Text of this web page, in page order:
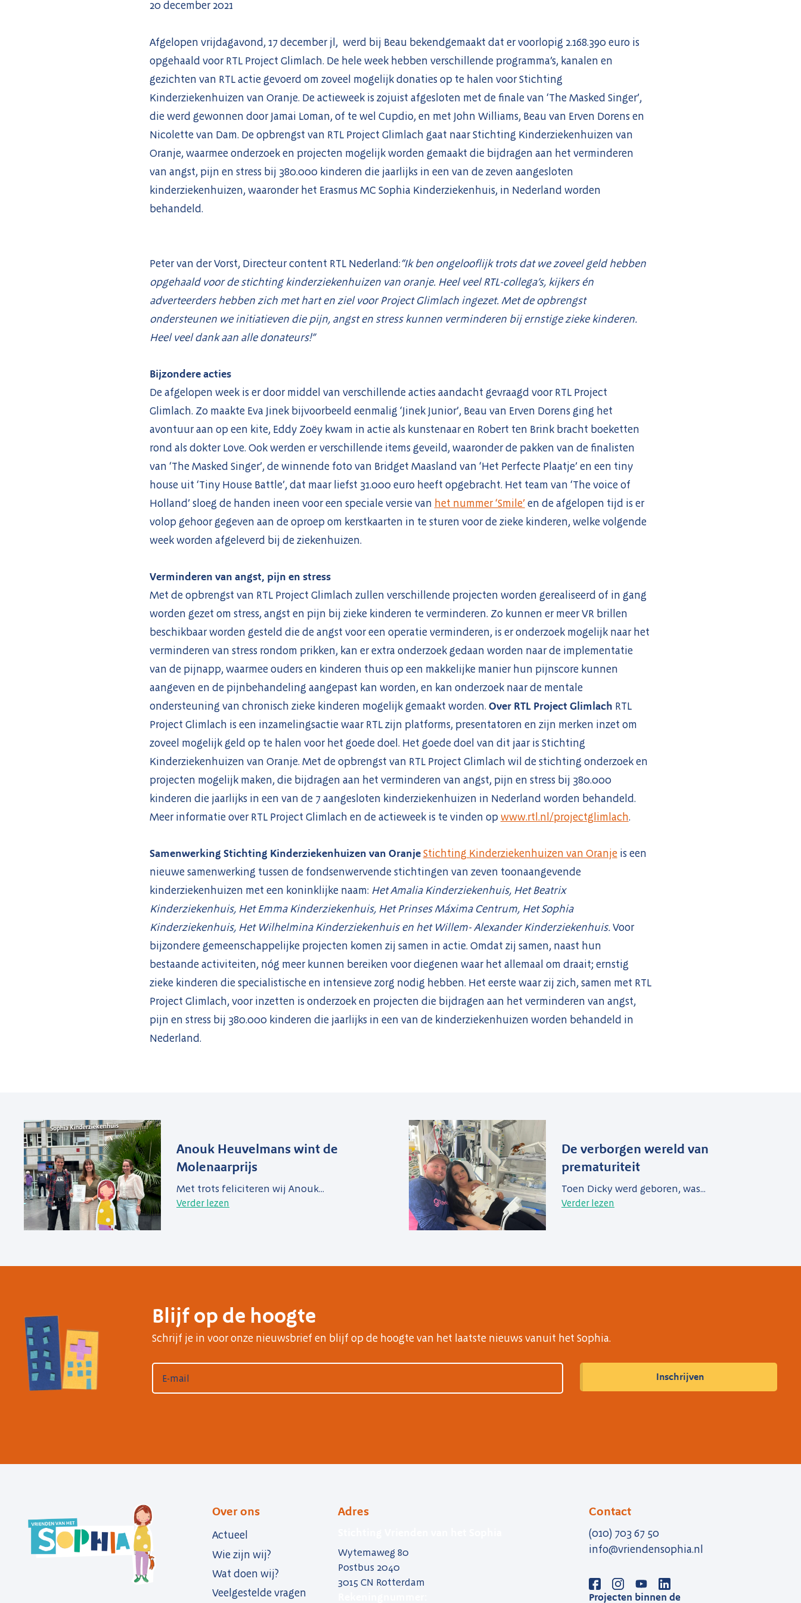
20 december 2021
Afgelopen vrijdagavond, 17 december jl, werd bij Beau bekendgemaakt dat er voorlopig 2.168.390 euro is
opgehaald voor RTL Project Glimlach. De hele week hebben verschillende programma’s, kanalen en
gezichten van RTL actie gevoerd om zoveel mogelijk donaties op te halen voor Stichting
Kinderziekenhuizen van Oranje. De actieweek is zojuist afgesloten met de finale van ‘The Masked Singer’,
die werd gewonnen door Jamai Loman, of te wel Cupdio, en met John Williams, Beau van Erven Dorens en
Nicolette van Dam. De opbrengst van RTL Project Glimlach gaat naar Stichting Kinderziekenhuizen van
Oranje, waarmee onderzoek en projecten mogelijk worden gemaakt die bijdragen aan het verminderen
van angst, pijn en stress bij 380.000 kinderen die jaarlijks in een van de zeven aangesloten
kinderziekenhuizen, waaronder het Erasmus MC Sophia Kinderziekenhuis, in Nederland worden
behandeld.
Peter van der Vorst, Directeur content RTL Nederland:“Ik ben ongelooflijk trots dat we zoveel geld hebben
opgehaald voor de stichting kinderziekenhuizen van oranje. Heel veel RTL-collega’s, kijkers én
adverteerders hebben zich met hart en ziel voor Project Glimlach ingezet. Met de opbrengst
ondersteunen we initiatieven die pijn, angst en stress kunnen verminderen bij ernstige zieke kinderen.
Heel veel dank aan alle donateurs!”
Bijzondere acties
De afgelopen week is er door middel van verschillende acties aandacht gevraagd voor RTL Project
Glimlach. Zo maakte Eva Jinek bijvoorbeeld eenmalig ‘Jinek Junior’, Beau van Erven Dorens ging het
avontuur aan op een kite, Eddy Zoëy kwam in actie als kunstenaar en Robert ten Brink bracht boeketten
rond als dokter Love. Ook werden er verschillende items geveild, waaronder de pakken van de finalisten
van ‘The Masked Singer’, de winnende foto van Bridget Maasland van ‘Het Perfecte Plaatje’ en een tiny
house uit ‘Tiny House Battle’, dat maar liefst 31.000 euro heeft opgebracht. Het team van ‘The voice of
Holland’ sloeg de handen ineen voor een speciale versie van het nummer ‘Smile’en de afgelopen tijd is er
volop gehoor gegeven aan de oproep om kerstkaarten in te sturen voor de zieke kinderen, welke volgende
week worden afgeleverd bij de ziekenhuizen.
Verminderen van angst, pijn en stress
Met de opbrengst van RTL Project Glimlach zullen verschillende projecten worden gerealiseerd of in gang
worden gezet om stress, angst en pijn bij zieke kinderen te verminderen. Zo kunnen er meer VR brillen
beschikbaar worden gesteld die de angst voor een operatie verminderen, is er onderzoek mogelijk naar het
verminderen van stress rondom prikken, kan er extra onderzoek gedaan worden naar de implementatie
van de pijnapp, waarmee ouders en kinderen thuis op een makkelijke manier hun pijnscore kunnen
aangeven en de pijnbehandeling aangepast kan worden, en kan onderzoek naar de mentale
ondersteuning van chronisch zieke kinderen mogelijk gemaakt worden. Over RTL Project Glimlach RTL
Project Glimlach is een inzamelingsactie waar RTL zijn platforms, presentatoren en zijn merken inzet om
zoveel mogelijk geld op te halen voor het goede doel. Het goede doel van dit jaar is Stichting
Kinderziekenhuizen van Oranje. Met de opbrengst van RTL Project Glimlach wil de stichting onderzoek en
projecten mogelijk maken, die bijdragen aan het verminderen van angst, pijn en stress bij 380.000
kinderen die jaarlijks in een van de 7 aangesloten kinderziekenhuizen in Nederland worden behandeld.
Meer informatie over RTL Project Glimlach en de actieweek is te vinden opwww.rtl.nl/projectglimlach.
Samenwerking Stichting Kinderziekenhuizen van OranjeStichting Kinderziekenhuizen van Oranjeis een
nieuwe samenwerking tussen de fondsenwervende stichtingen van zeven toonaangevende
kinderziekenhuizen met een koninklijke naam: Het Amalia Kinderziekenhuis, Het Beatrix
Kinderziekenhuis, Het Emma Kinderziekenhuis, Het Prinses Máxima Centrum, Het Sophia
Kinderziekenhuis, Het Wilhelmina Kinderziekenhuis en het Willem- Alexander Kinderziekenhuis.Voor
bijzondere gemeenschappelijke projecten komen zij samen in actie. Omdat zij samen, naast hun
bestaande activiteiten, nóg meer kunnen bereiken voor diegenen waar het allemaal om draait; ernstig
zieke kinderen die specialistische en intensieve zorg nodig hebben. Het eerste waar zij zich, samen met RTL
Project Glimlach, voor inzetten is onderzoek en projecten die bijdragen aan het verminderen van angst,
pijn en stress bij 380.000 kinderen die jaarlijks in een van de kinderziekenhuizen worden behandeld in
Nederland.
Anouk Heuvelmans wint de
Molenaarprijs
Met trots feliciteren wij Anouk...
Verder lezen
De verborgen wereld van
prematuriteit
Toen Dicky werd geboren, was...
Verder lezen
Blijf op de hoogte
Schrijf je in voor onze nieuwsbrief en blijf op de hoogte van het laatste nieuws vanuit het Sophia.
Over ons
Actueel
Wie zijn wij?
Wat doen wij?
Veelgestelde vragen
Adres
Wytemaweg 80
Postbus 2040
3015 CN Rotterdam
Contact
(010) 703 67 50
info@vriendensophia.nl
Projecten binnen de